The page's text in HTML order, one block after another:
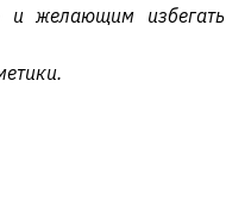
и желающим избегать